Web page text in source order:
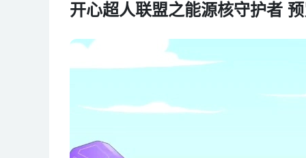
第7集 希望的方向
第8集 开心超人落难记
第11集 最强父子兵
第13集 门卫开心超人
开心超人联盟之能源核守护者